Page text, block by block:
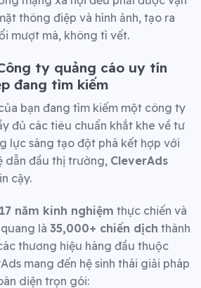
thông điệp và hình ảnh, tạo ra
mượt mà, không tì vết.
ty quảng cáo uy tín
đang tìm kiếm
bạn đang tìm kiếm một công ty
đủ các tiêu chuẩn khắt khe về tư
lực sáng tạo đột phá kết hợp với
dẫn đầu thị trường, CleverAds
cậy.
17 năm kinh nghiệm thực chiến và
là 35,000+ chiến dịch thành
thương hiệu hàng đầu thuộc
mang đến hệ sinh thái giải pháp
diện trọn gói: